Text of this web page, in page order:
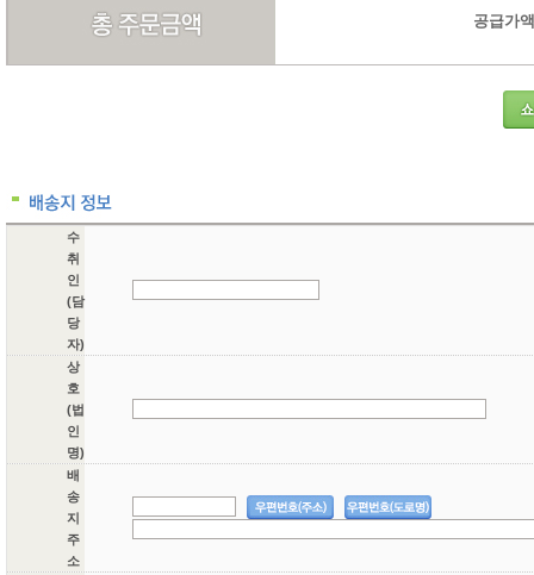
공급가
수
취
인
(담
당
자)
상
호
(법
인
명)
배
송
지
주
소